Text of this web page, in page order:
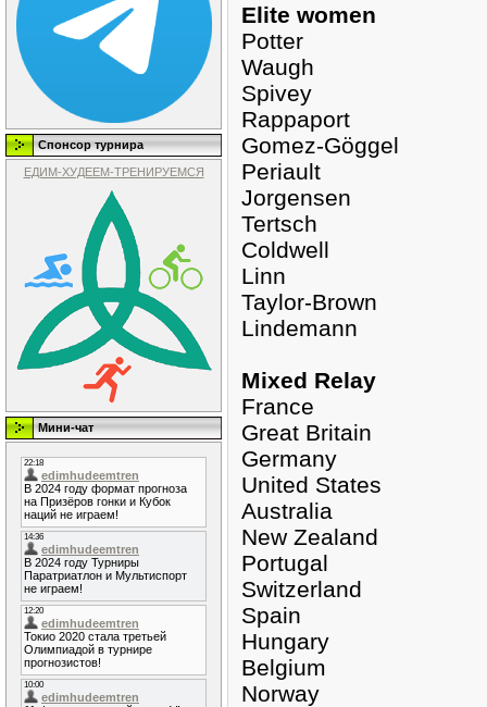
Спонсор турнира
ЕДИМ-ХУДЕЕМ-ТРЕНИРУЕМСЯ
Мини-чат
Elite women
Potter
Waugh
Spivey
Rappaport
Gomez-Göggel
Periault
Jorgensen
Tertsch
Coldwell
Linn
Taylor-Brown
Lindemann
Mixed Relay
France
Great Britain
Germany
United States
Australia
New Zealand
Portugal
Switzerland
Spain
Hungary
Belgium
Norway